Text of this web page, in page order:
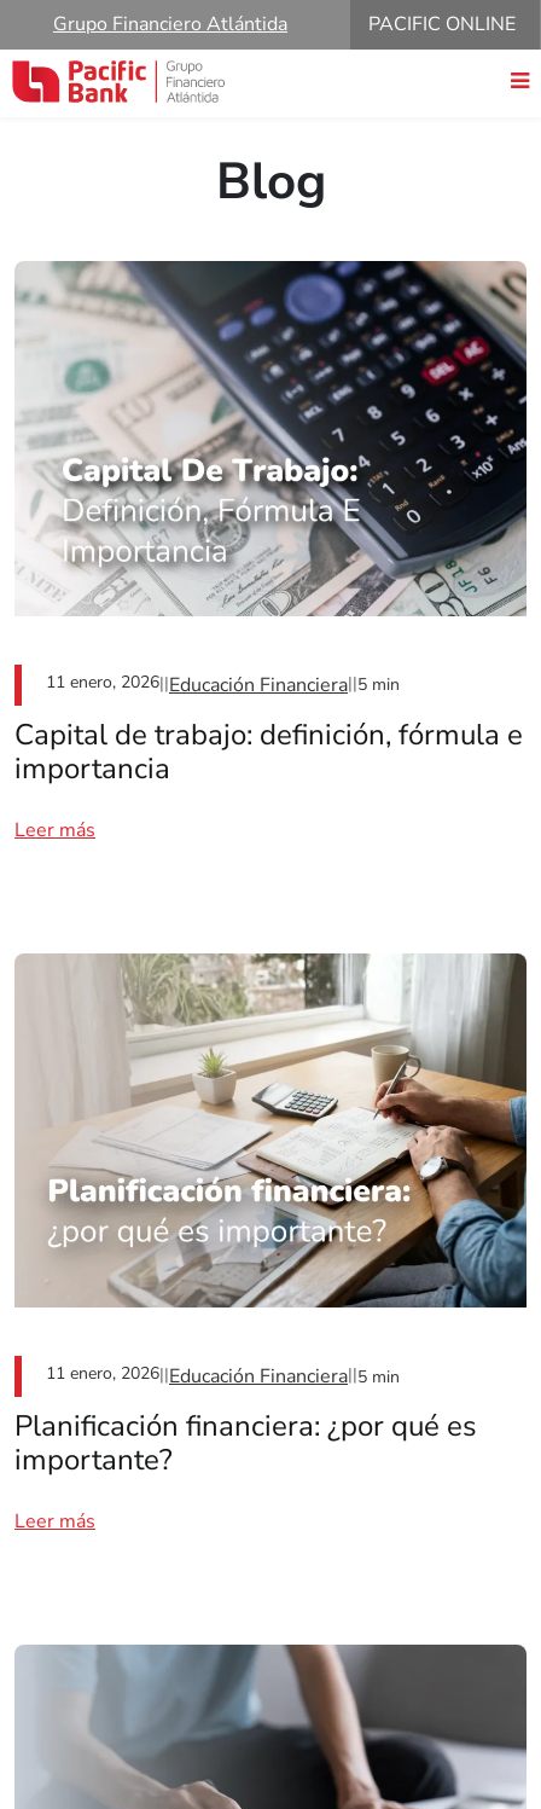
Grupo Financiero Atlántida PACIFIC ONLINE
Blog
11 enero, 2026||Educación Financiera||5 min
Capital de trabajo: definición, fórmula e
importancia
Leer más
11 enero, 2026||Educación Financiera||5 min
Planificación financiera: ¿por qué es
importante?
Leer más